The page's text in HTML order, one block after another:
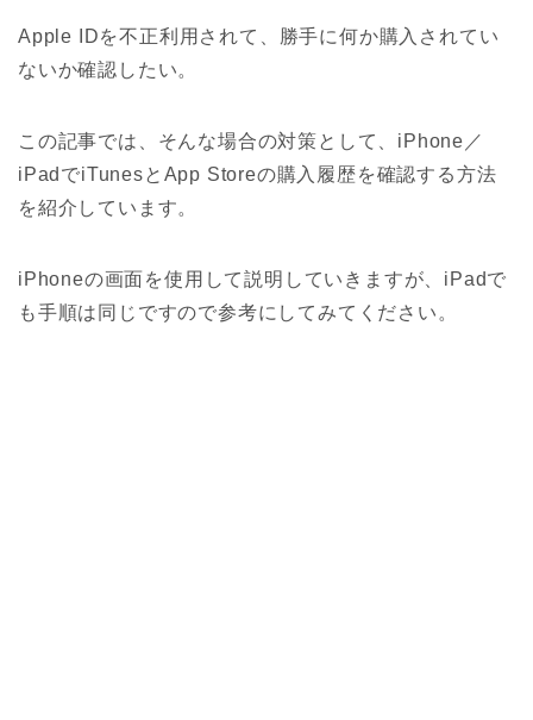
Apple IDを不正利用されて、勝手に何か購入されてい
ないか確認したい。
この記事では、そんな場合の対策として、iPhone／
iPadでiTunesとApp Storeの購入履歴を確認する方法
を紹介しています。
iPhoneの画面を使用して説明していきますが、iPadで
も手順は同じですので参考にしてみてください。